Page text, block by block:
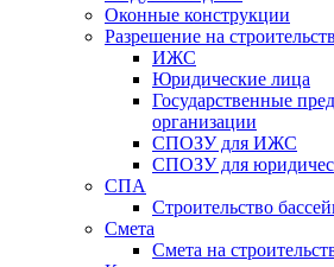
Оконные конструкции
Разрешение на
ИЖС
Юридические лица
Государственные
организации
СПОЗУ для ИЖС
СПОЗУ для
СПА
Строительство
Смета
Смета на